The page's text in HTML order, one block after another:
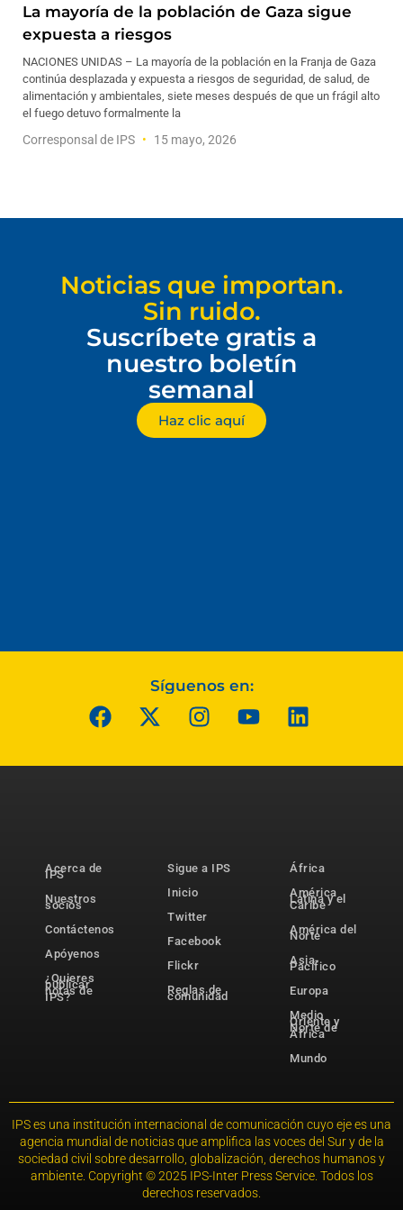
La mayoría de la población de Gaza sigue
expuesta a riesgos
NACIONES UNIDAS – La mayoría de la población en la Franja de Gaza
continúa desplazada y expuesta a riesgos de seguridad, de salud, de
alimentación y ambientales, siete meses después de que un frágil alto
el fuego detuvo formalmente la
Corresponsal de IPS 15 mayo, 2026
Noticias que importan.
Sin ruido.
Suscríbete gratis a
nuestro boletín
semanal
Haz clic aquí
Síguenos en:
Acerca de
IPS
Nuestros
socios
Contáctenos
Apóyenos
¿Quieres
publicar
notas de
IPS?
Sigue a IPS
Inicio
Twitter
Facebook
Flickr
Reglas de
comunidad
África
América
Latina y el
Caribe
América del
Norte
Asia-
Pacífico
Europa
Medio
Oriente y
Norte de
África
Mundo
IPS es una institución internacional de comunicación cuyo eje es una
agencia mundial de noticias que amplifica las voces del Sur y de la
sociedad civil sobre desarrollo, globalización, derechos humanos y
ambiente. Copyright © 2025 IPS-Inter Press Service. Todos los
derechos reservados.